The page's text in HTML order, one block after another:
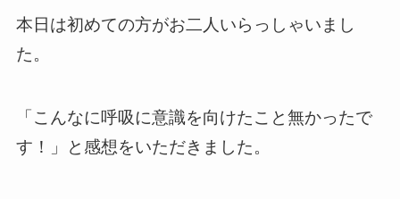
本日は初めての方がお二人いらっしゃいまし
た。
「こんなに呼吸に意識を向けたこと無かったで
す！」と感想をいただきました。